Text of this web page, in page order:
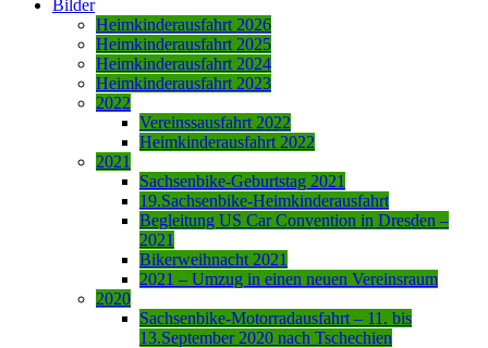
Bilder
Heimkinderausfahrt 2026
Heimkinderausfahrt 2025
Heimkinderausfahrt 2024
Heimkinderausfahrt 2023
2022
Vereinssausfahrt 2022
Heimkinderausfahrt 2022
2021
Sachsenbike-Geburtstag 2021
19.Sachsenbike-Heimkinderausfahrt
Begleitung US Car Convention in Dresden –
2021
Bikerweihnacht 2021
2021 – Umzug in einen neuen Vereinsraum
2020
Sachsenbike-Motorradausfahrt – 11. bis
13.September 2020 nach Tschechien